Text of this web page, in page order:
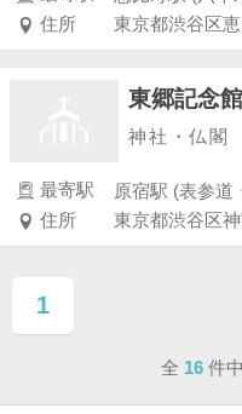
住所
東郷記念館
神社・仏閣
最寄駅
原宿駅 (表参道
住所
東京都渋谷区
1
ページ目
全 16 件